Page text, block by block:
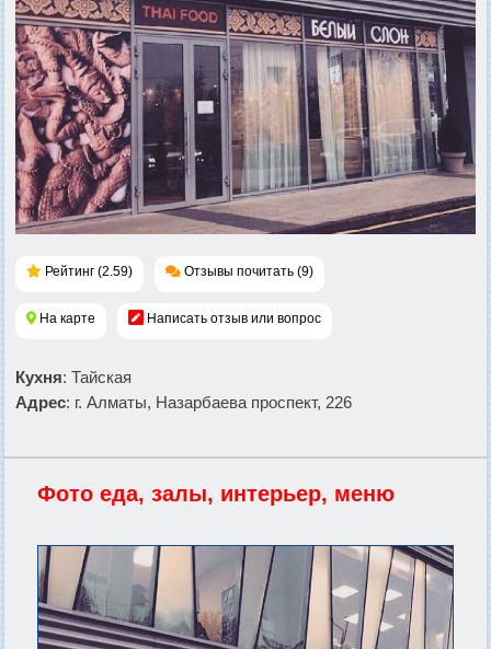
Рейтинг (2.59) Отзывы почитать (9)
На карте Написать отзыв или вопрос
Кухня: Тайская
Адрес: г. Алматы, Назарбаева проспект, 226
Фото еда, залы, интерьер, меню